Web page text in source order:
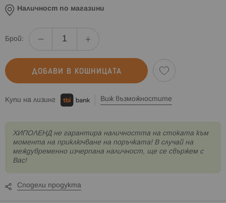
Наличност по магазини
Брой:
ДОБАВИ В КОШНИЦАТА
Купи на лизинг Виж възможностите
XИПОЛЕНД не гарантира наличността на стоката към
момента на приключване на поръчката! В случай на
междувременно изчерпана наличност, ще се свържем с
Вас!
Сподели продукта